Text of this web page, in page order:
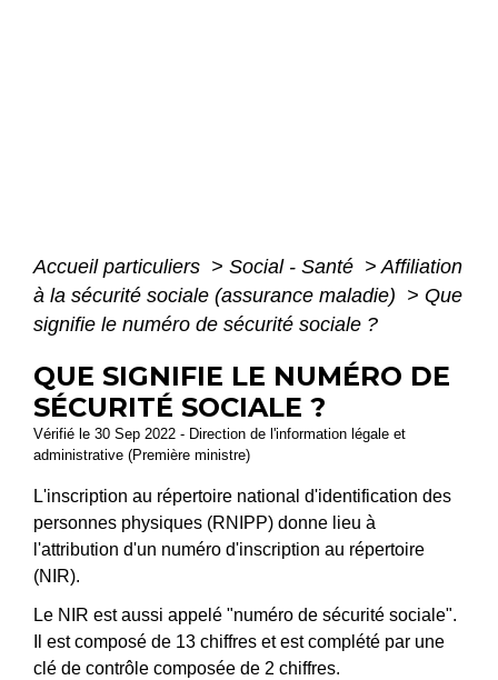
Accueil particuliers > Social - Santé > Affiliation
à la sécurité sociale (assurance maladie) > Que
signifie le numéro de sécurité sociale ?
QUE SIGNIFIE LE NUMÉRO DE
SÉCURITÉ SOCIALE ?
Vérifié le 30 Sep 2022 - Direction de l'information légale et
administrative (Première ministre)
L'inscription au répertoire national d'identification des
personnes physiques (RNIPP) donne lieu à
l'attribution d'un numéro d'inscription au répertoire
(NIR).
Le NIR est aussi appelé "numéro de sécurité sociale".
Il est composé de 13 chiffres et est complété par une
clé de contrôle composée de 2 chiffres.